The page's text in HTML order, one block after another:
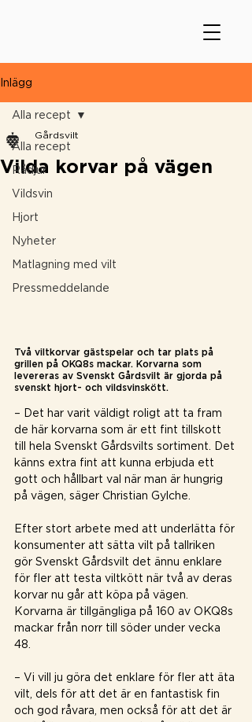
Inlägg
Alla recept
Rådjur
Vildsvin
Hjort
Nyheter
Matlagning med vilt
Pressmeddelande
Alla recept
Vilda korvar på vägen
Gårdsvilt
Två viltkorvar gästspelar och tar plats på
grillen på OKQ8s mackar. Korvarna som
levereras av Svenskt Gårdsvilt är gjorda på
svenskt hjort- och vildsvinskött.
– Det har varit väldigt roligt att ta fram
de här korvarna som är ett fint tillskott
till hela Svenskt Gårdsvilts sortiment. Det
känns extra fint att kunna erbjuda ett
gott och hållbart val när man är hungrig
på vägen, säger Christian Gylche.
Efter stort arbete med att underlätta för
konsumenter att sätta vilt på tallriken
gör Svenskt Gårdsvilt det ännu enklare
för fler att testa viltkött när två av deras
korvar nu går att köpa på vägen.
Korvarna är tillgängliga på 160 av OKQ8s
mackar från norr till söder under vecka
48.
– Vi vill ju göra det enklare för fler att äta
vilt, dels för att det är en fantastisk fin
och god råvara, men också för att det är